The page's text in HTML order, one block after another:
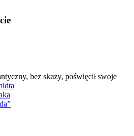
bez skazy, poświęcił swoje